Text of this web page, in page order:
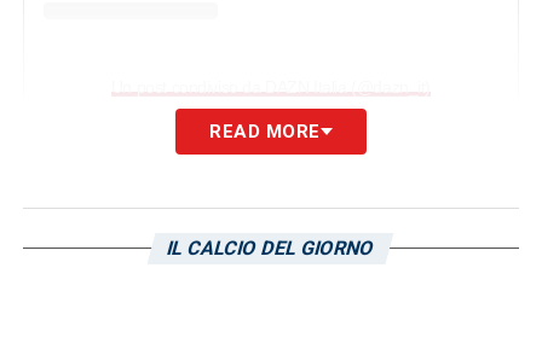
READ MORE
IL CALCIO DEL GIORNO